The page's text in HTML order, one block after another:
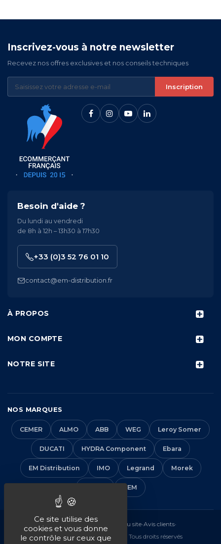
Inscrivez-vous à notre newsletter
Recevez nos offres exclusives et nos conseils techniques
Inscription
À PROPOS
MON COMPTE
NOTRE SITE
Besoin d'aide ?
Du lundi au vendredi
de 8h à 12h – 13h30 à 17h30
+33 (0)3 52 76 01 10
contact@em-distribution.fr
NOS MARQUES
CEMER ALMO ABB WEG Leroy Somer
DUCATI HYDRA Component Ebara
EM Distribution IMO Legrand Morek
VEM
Mentions légales•CGV Plan du site•Avis clients•
© 2016-2026 EM Distribution - Tous droits réservés
Ce site utilise des
cookies et vous donne
le contrôle sur ceux que